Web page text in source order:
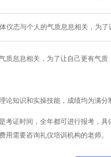
仪态与个人的气质息息相关，为
质息息相关，为了让自己更有气
论知识和实操技能，成绩均为满
考证时间，全年都可进行报考，
用需要咨询礼仪培训机构的老师。